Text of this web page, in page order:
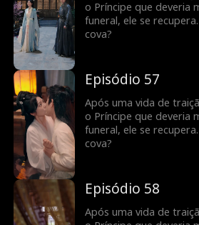
o Príncipe que deveria
funeral, ele se
cova?
Episódio 57
Após uma vida de
o Príncipe que deveria
funeral, ele se
cova?
Episódio 58
Após uma vida de